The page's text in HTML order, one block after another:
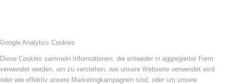
Google Analytics Cookies
Diese Cookies sammeln Informationen, die entweder in aggregierter Form
verwendet werden, um zu verstehen, wie unsere Webseite verwendet wird
oder wie effektiv unsere Marketingkampagnen sind, oder um unsere